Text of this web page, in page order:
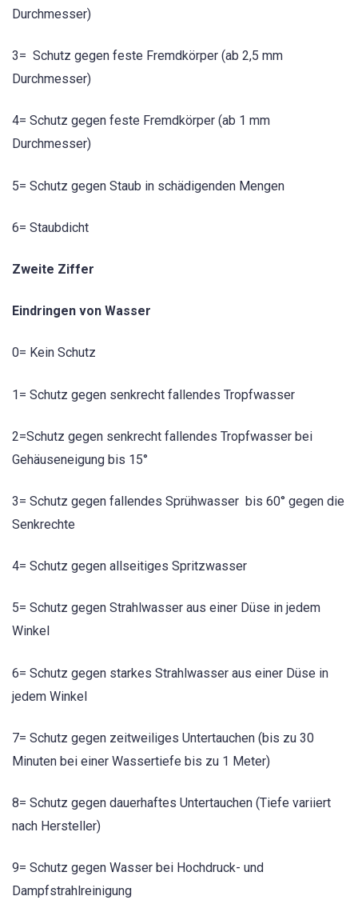
Durchmesser)
3= Schutz gegen feste Fremdkörper (ab 2,5 mm
Durchmesser)
4= Schutz gegen feste Fremdkörper (ab 1 mm
Durchmesser)
5= Schutz gegen Staub in schädigenden Mengen
6= Staubdicht
Zweite Ziffer
Eindringen von Wasser
0= Kein Schutz
1= Schutz gegen senkrecht fallendes Tropfwasser
2=Schutz gegen senkrecht fallendes Tropfwasser bei
Gehäuseneigung bis 15°
3= Schutz gegen fallendes Sprühwasser bis 60° gegen die
Senkrechte
4= Schutz gegen allseitiges Spritzwasser
5= Schutz gegen Strahlwasser aus einer Düse in jedem
Winkel
6= Schutz gegen starkes Strahlwasser aus einer Düse in
jedem Winkel
7= Schutz gegen zeitweiliges Untertauchen (bis zu 30
Minuten bei einer Wassertiefe bis zu 1 Meter)
8= Schutz gegen dauerhaftes Untertauchen (Tiefe variiert
nach Hersteller)
9= Schutz gegen Wasser bei Hochdruck- und
Dampfstrahlreinigung